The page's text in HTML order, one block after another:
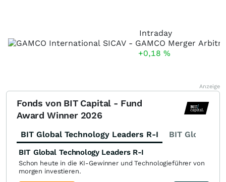
Intraday
+0,18 %
Anzeige
Fonds von BIT Capital - Fund
Award Winner 2026
BIT Global Technology Leaders R-I BIT Global
BIT Global Technology Leaders R-I
Schon heute in die KI-Gewinner und Technologieführer von
morgen investieren.